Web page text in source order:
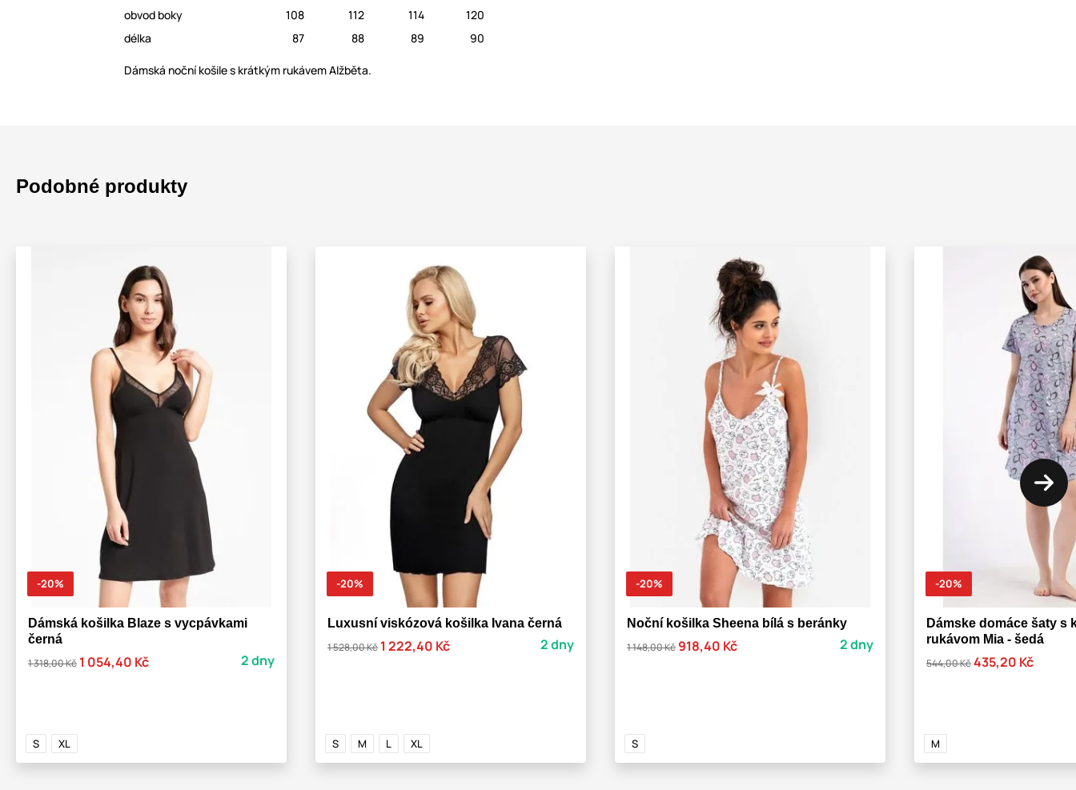
obvod boky
108 112 114
120
délka
87 88 89 90
Dámská noční košile s krátkým rukávem Alžběta.
Podobné produkty
-20%
Dámská košilka Blaze s vycpávkami
černá
1 318,00 Kč 1 054,40 Kč 2 dny
S XL
-20%
Luxusní viskózová košilka Ivana černá
1 528,00 Kč 1 222,40 Kč 2 dny
S M L XL
-20%
Noční košilka Sheena bílá s beránky
1 148,00 Kč 918,40 Kč 2 dny
S
-20%
Dámske domáce šaty s
rukávom Mia - šedá
544,00 Kč435,20 Kč
M